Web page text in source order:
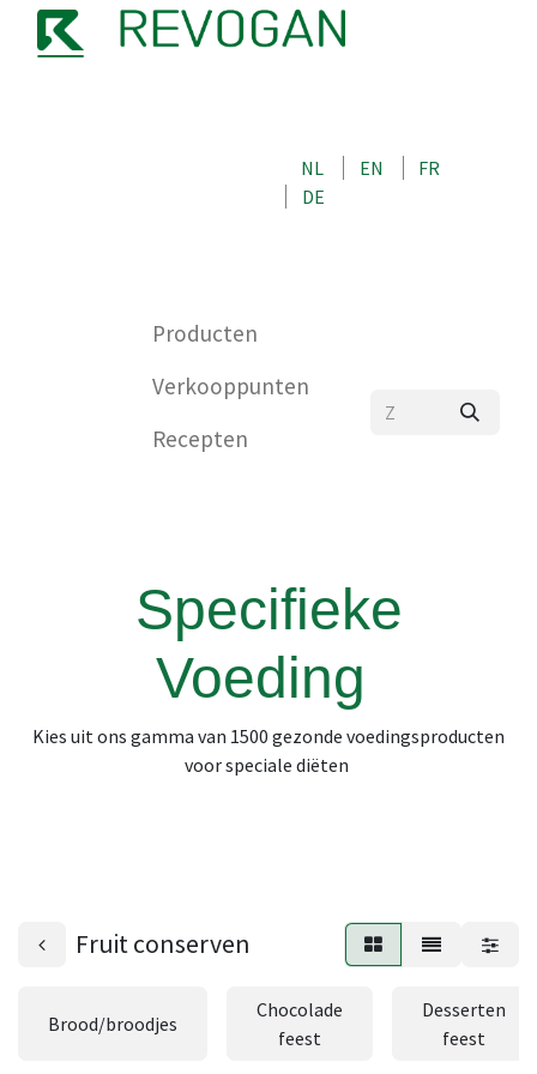
NL EN
FR
DE
Producten
Verkooppunten
Recepten
Specifieke
Voeding
Kies uit ons gamma van 1500 gezonde voedingsproducten
voor speciale diëten
Fruit conserven
Brood/broodjes
Chocolade
feest
Desserten
feest